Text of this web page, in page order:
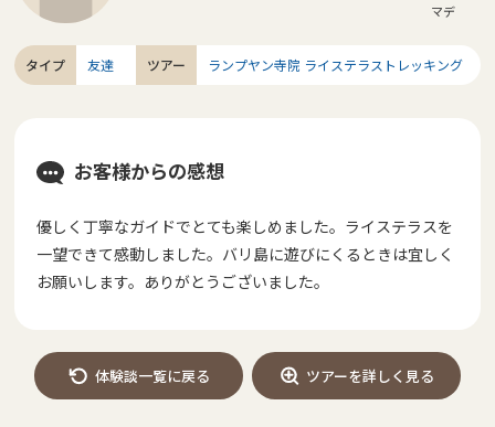
マデ
タイプ 友達 ツアー ランプヤン寺院 ライステラストレッキング
お客様からの感想
優しく丁寧なガイドでとても楽しめました。ライステラスを
一望できて感動しました。バリ島に遊びにくるときは宜しく
お願いします。ありがとうございました。
体験談一覧に戻る ツアーを詳しく見る